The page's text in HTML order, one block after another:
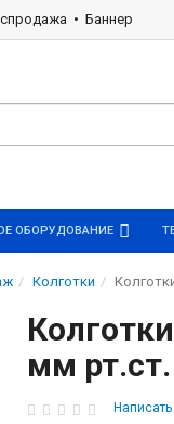
Баннер
ОБОРУДОВАНИЕ
Колготки
мм